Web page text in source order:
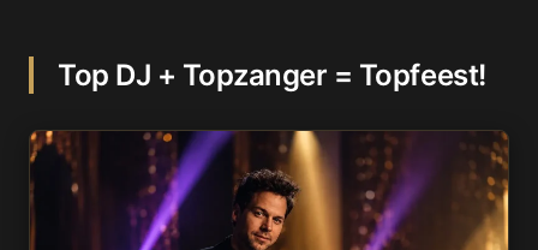
Top DJ + Topzanger = Topfeest!